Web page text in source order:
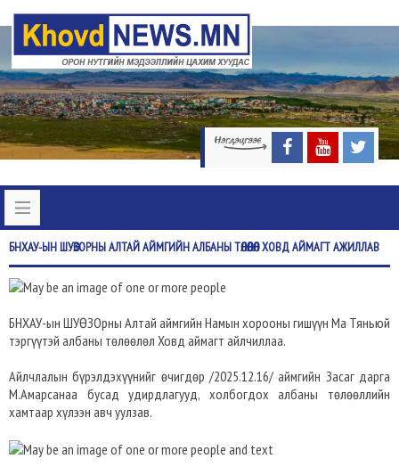
БНХАУ-ЫНШУӨЗОРНЫ АЛТАЙ АЙМГИЙН АЛБАНЫ ТӨЛӨӨЛӨЛ ХОВД АЙМАГТ АЖИЛЛАВ
БНХАУ-ын ШУӨЗОрны Алтай аймгийн Намын хорооны гишүүн Ма Тяньюй
тэргүүтэй албаны төлөөлөл Ховд аймагт айлчиллаа.
Айлчлалын бүрэлдэхүүнийг өчигдөр /2025.12.16/ аймгийн Засаг дарга
М.Амарсанаа бусад удирдлагууд, холбогдох албаны төлөөллийн
хамтаар хүлээн авч уулзав.